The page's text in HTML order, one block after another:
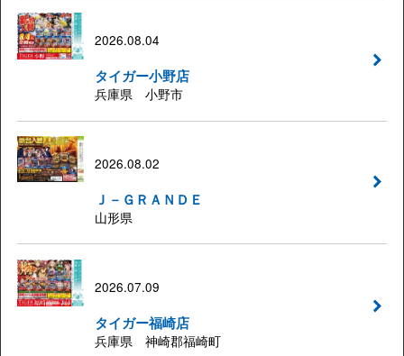
2026.08.04
タイガー小野店
兵庫県 小野市
2026.08.02
Ｊ－ＧＲＡＮＤＥ
山形県
2026.07.09
タイガー福崎店
兵庫県 神崎郡福崎町